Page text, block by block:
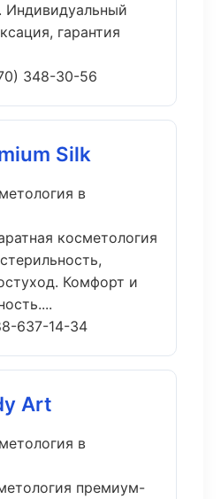
Индивидуальный
гарантия
348-30-56
Silk
в
косметология
Комфорт и
637-14-34
Art
в
премиум-